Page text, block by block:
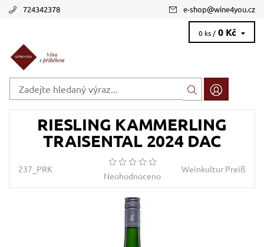
724342378 e-shop@wine4you.cz
0 ks / 0 Kč
RIESLING KAMMERLING
TRAISENTAL 2024 DAC
237_PRK
Neohodnoceno
Weinkultur Preiß